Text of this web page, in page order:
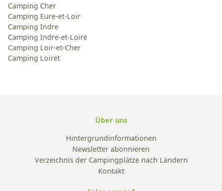
Camping Cher
Camping Eure-et-Loir
Camping Indre
Camping Indre-et-Loire
Camping Loir-et-Cher
Camping Loiret
Über uns
Hintergrundinformationen
Newsletter abonnieren
Verzeichnis der Campingplätze nach Ländern
Kontakt